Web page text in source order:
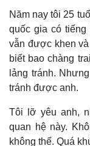
Năm nay tôi 25
quốc gia có
vẫn được khen
biết bao chàng
lảng tránh.
tránh được anh.
Tôi lỡ yêu anh,
quan hệ này.
không thể. Quá